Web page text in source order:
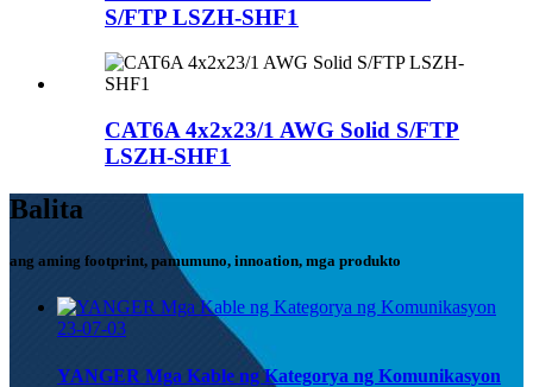
S/FTP LSZH-SHF1
CAT6A 4x2x23/1 AWG Solid S/FTP
LSZH-SHF1
Balita
ang aming footprint, pamumuno, innoation, mga produkto
23-07-03
YANGER Mga Kable ng Kategorya ng Komunikasyon